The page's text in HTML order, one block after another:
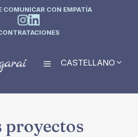
COMUNICAR CON EMPATÍA
CASTELLANO
proyectos